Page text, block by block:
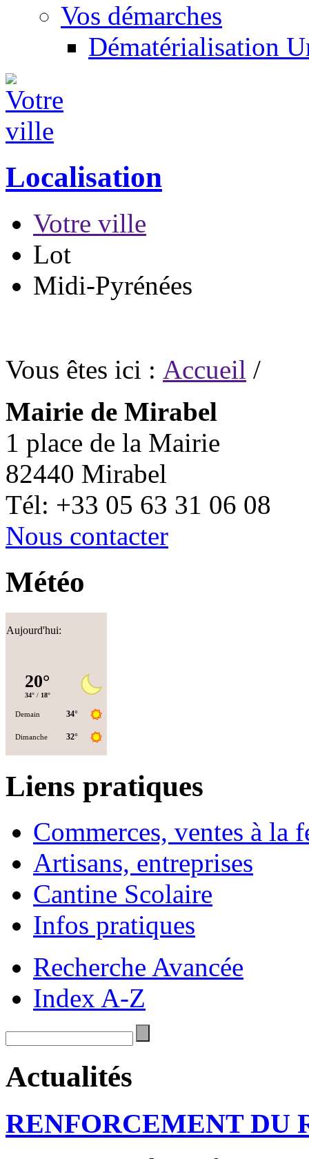
Vos démarches
Dématérialisation
Localisation
Votre ville
Lot
Midi-Pyrénées
Vous êtes ici : Accueil /
Mairie de Mirabel
1 place de la Mairie
82440 Mirabel
Tél: +33 05 63 31 06 08
Nous contacter
Météo
Aujourd'hui:
Liens pratiques
Commerces, ventes à la
Artisans, entreprises
Cantine Scolaire
Infos pratiques
Recherche Avancée
Index A-Z
Actualités
RENFORCEMENT DU